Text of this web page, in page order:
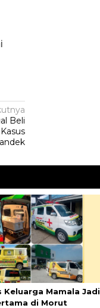
Beli
Keluarga Mamala Jadi
di Morut